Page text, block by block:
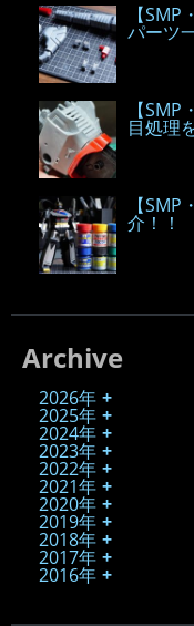
【
パーツ
【
目処理
【
介！！
Archive
2026年
2025年
2024年
2023年
2022年
2021年
2020年
2019年
2018年
2017年
2016年